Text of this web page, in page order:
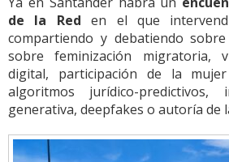
de la Red en el que
compartiendo y debatiendo
sobre feminización migratoria,
digital, participación de la
algoritmos jurídico-predictivos,
generativa, deepfakes o autoría de